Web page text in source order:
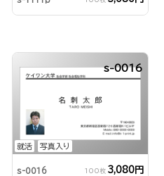
就活 写真入り
s-0016
s-0016 100枚 3,080円